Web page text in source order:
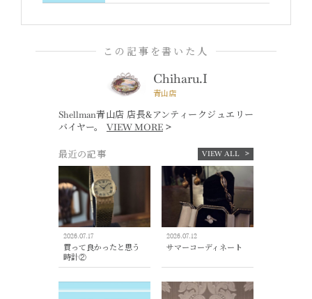
この記事を書いた人
Chiharu.I
青山店
Shellman青山店 店長&アンティークジュエリー
バイヤー。
VIEW MORE
最近の記事 VIEW ALL
2026.07.17
買って良かったと思う
時計②
2026.07.12
サマーコーディネート